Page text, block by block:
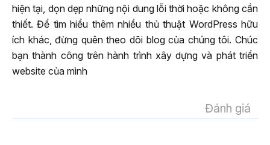
hiện tại, dọn dẹp những nội dung lỗi thời hoặc không cần
thiết. Để tìm hiểu thêm nhiều thủ thuật WordPress hữu
ích khác, đừng quên theo dõi blog của chúng tôi. Chúc
bạn thành công trên hành trình xây dựng và phát triển
website của mình
Đánh giá